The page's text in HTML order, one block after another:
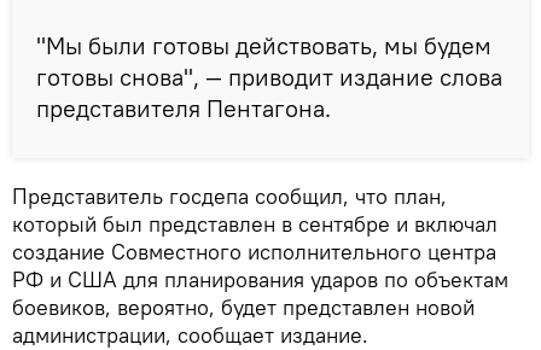
"Мы были готовы действовать, мы будем
готовы снова", — приводит издание слова
представителя Пентагона.
Представитель госдепа сообщил, что план,
который был представлен в сентябре и включал
создание Совместного исполнительного центра
РФ и США для планирования ударов по объектам
боевиков, вероятно, будет представлен новой
администрации, сообщает издание.